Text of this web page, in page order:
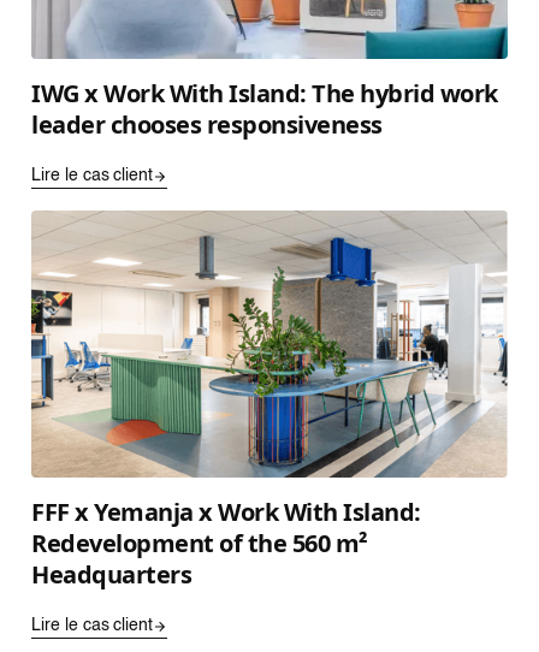
IWG x Work With Island: The hybrid work
leader chooses responsiveness
Lire le cas client
FFF x Yemanja x Work With Island:
Redevelopment of the 560 m²
Headquarters
Lire le cas client